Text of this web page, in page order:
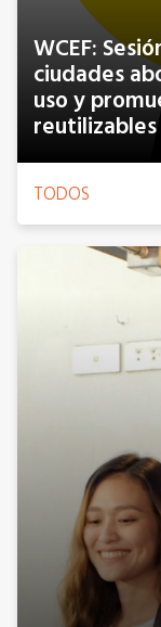
WCEF:
ciudades
uso y
reutilizables
TODOS